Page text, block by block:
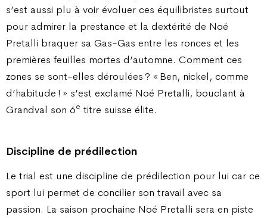
s’est aussi plu à voir évoluer ces équilibristes surtout
pour admirer la prestance et la dextérité de Noé
Pretalli braquer sa Gas-Gas entre les ronces et les
premières feuilles mortes d’automne. Comment ces
zones se sont-elles déroulées ? « Ben, nickel, comme
d’habitude ! » s’est exclamé Noé Pretalli, bouclant à
Grandval son 6e titre suisse élite.
Discipline de prédilection
Le trial est une discipline de prédilection pour lui car ce
sport lui permet de concilier son travail avec sa
passion. La saison prochaine Noé Pretalli sera en piste